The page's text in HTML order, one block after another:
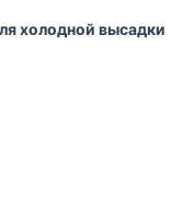
холодной высадки